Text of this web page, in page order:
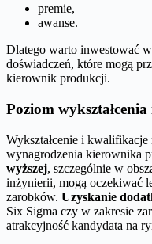
premie,
awanse.
Dlatego warto inwestować
doświadczeń, które mogą
kierownik produkcji.
Poziom
Wykształcenie i
wynagrodzenia kierownika
wyższej, szczególnie w
inżynierii, mogą oczekiwać
zarobków. Uzyskanie
Six Sigma czy w zakresie
atrakcyjność kandydata na